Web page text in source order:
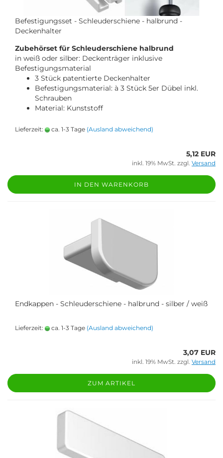
Befestigungsset - Schleuderschiene - halbrund -
Deckenhalter
Zubehörset für Schleuderschiene halbrund
in weiß oder silber: Deckenträger inklusive
Befestigungsmaterial
3 Stück patentierte Deckenhalter
Befestigungsmaterial: à 3 Stück 5er Dübel inkl.
Schrauben
Material: Kunststoff
Lieferzeit: ca. 1-3 Tage (Ausland abweichend)
5,12 EUR
inkl. 19% MwSt. zzgl. Versand
IN DEN WARENKORB
Endkappen - Schleuderschiene - halbrund - silber / weiß
Lieferzeit: ca. 1-3 Tage (Ausland abweichend)
3,07 EUR
inkl. 19% MwSt. zzgl. Versand
ZUM ARTIKEL